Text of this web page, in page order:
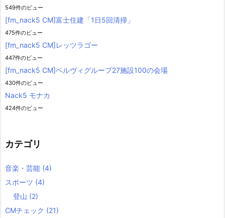
549件のビュー
[fm_nack5 CM]富士住建「1日5回清掃」
475件のビュー
[fm_nack5 CM]レッツラゴー
447件のビュー
[fm_nack5 CM]ベルヴィグループ27施設100の会場
430件のビュー
Nack5 モナカ
424件のビュー
カテゴリ
音楽・芸能 (4)
スポーツ (4)
登山 (2)
CMチェック (21)